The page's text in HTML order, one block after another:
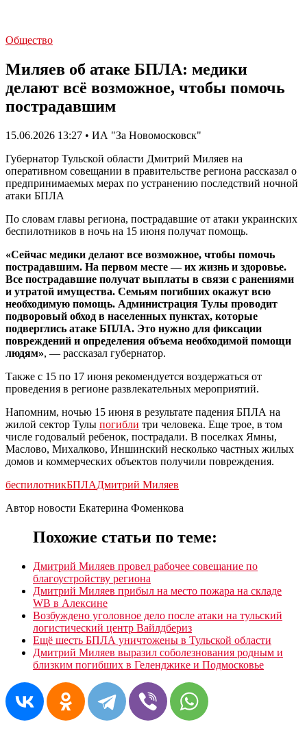
Общество
Миляев об атаке БПЛА: медики
делают всё возможное, чтобы помочь
пострадавшим
15.06.2026 13:27 • ИА "За Новомосковск"
Губернатор Тульской области Дмитрий Миляев на
оперативном совещании в правительстве региона рассказал о
предпринимаемых мерах по устранению последствий ночной
атаки БПЛА
По словам главы региона, пострадавшие от атаки украинских
беспилотников в ночь на 15 июня получат помощь.
«Сейчас медики делают все возможное, чтобы помочь
пострадавшим. На первом месте — их жизнь и здоровье.
Все пострадавшие получат выплаты в связи с ранениями
и утратой имущества. Семьям погибших окажут всю
необходимую помощь. Администрация Тулы проводит
подворовый обход в населенных пунктах, которые
подверглись атаке БПЛА. Это нужно для фиксации
повреждений и определения объема необходимой помощи
людям», — рассказал губернатор.
Также с 15 по 17 июня рекомендуется воздержаться от
проведения в регионе развлекательных мероприятий.
Напомним, ночью 15 июня в результате падения БПЛА на
жилой сектор Тулы погибли три человека. Еще трое, в том
числе годовалый ребенок, пострадали. В поселках Ямны,
Маслово, Михалково, Иншинский несколько частных жилых
домов и коммерческих объектов получили повреждения.
беспилотникБПЛАДмитрий Миляев
Автор новости Екатерина Фоменкова
Похожие статьи по теме:
Дмитрий Миляев провел рабочее совещание по
благоустройству региона
Дмитрий Миляев прибыл на место пожара на складе
WB в Алексине
Возбуждено уголовное дело после атаки на тульский
логистический центр Вайлдбериз
Ещë шесть БПЛА уничтожены в Тульской области
Дмитрий Миляев выразил соболезнования родным и
близким погибших в Геленджике и Подмосковье